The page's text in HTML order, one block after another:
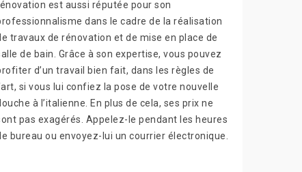
est aussi réputée pour son
dans le cadre de la réalisation
travaux de rénovation et de mise en place de
de bain. Grâce à son expertise, vous pouvez
d’un travail bien fait, dans les règles de
si vous lui confiez la pose de votre nouvelle
à l’italienne. En plus de cela, ses prix ne
pas exagérés. Appelez-le pendant les heures
bureau ou envoyez-lui un courrier électronique.